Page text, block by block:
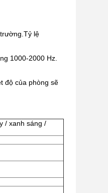
lệ
1000-2000 Hz.
độ của phòng sẽ
/ xanh sáng /